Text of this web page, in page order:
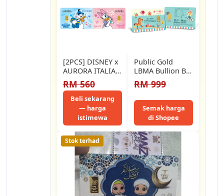
[2PCS] DISNEY x
AURORA ITALIA
(0.25g) 999.9
Donald & Daisy
Limited Edition…
RM 560
Beli sekarang
— harga
istimewa
Public Gold
LBMA Bullion Bar
1g (Au 999.9) -
BABY-HORSE
[GET FREE…
RM 999
Semak harga
di Shopee
Stok terhad